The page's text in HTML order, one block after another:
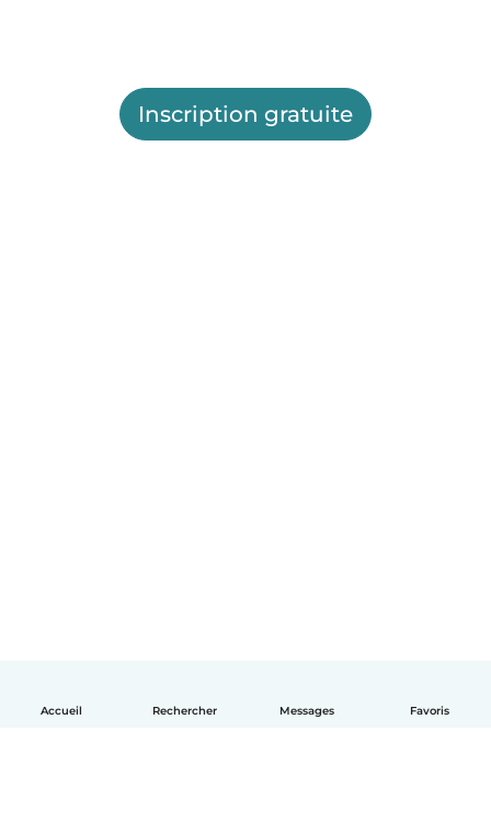
Accueil Rechercher Messages Favoris
Inscription gratuite